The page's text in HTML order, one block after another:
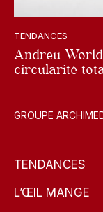
TENDANCES
Andreu
circularité
GROUPE
TENDANCES
L’ŒIL MANGE